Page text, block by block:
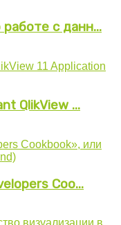
с данн...
QlikView ...
Coo...